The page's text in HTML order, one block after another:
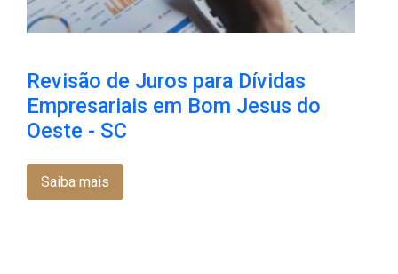
Revisão de Juros para Dívidas
Empresariais em Bom Jesus do
Oeste - SC
Saiba mais